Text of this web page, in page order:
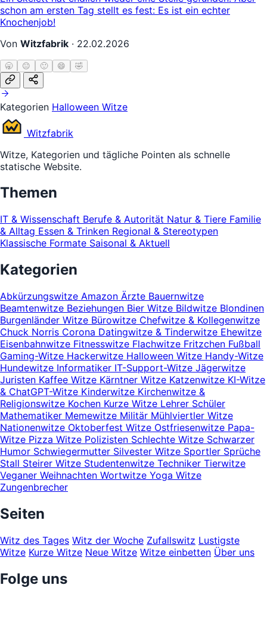
schon am ersten Tag stellt es fest: Es ist ein echter
Knochenjob!
Von Witzfabrik · 22.02.2026
🥱 😐 🙂 😄 🤣
Kategorien Halloween Witze
Witzfabrik
Witze, Kategorien und tägliche Pointen als schnelle
statische Website.
Themen
IT & Wissenschaft Berufe & Autorität Natur & Tiere Familie
& Alltag Essen & Trinken Regional & Stereotypen
Klassische Formate Saisonal & Aktuell
Kategorien
Abkürzungswitze Amazon Ärzte Bauernwitze
Beamtenwitze Beziehungen Bier Witze Bildwitze Blondinen
Burgenländer Witze Bürowitze Chefwitze & Kollegenwitze
Chuck Norris Corona Datingwitze & Tinderwitze Ehewitze
Eisenbahnwitze Fitnesswitze Flachwitze Fritzchen Fußball
Gaming-Witze Hackerwitze Halloween Witze Handy-Witze
Hundewitze Informatiker IT-Support-Witze Jägerwitze
Juristen Kaffee Witze Kärntner Witze Katzenwitze KI-Witze
& ChatGPT-Witze Kinderwitze Kirchenwitze &
Religionswitze Kochen Kurze Witze Lehrer Schüler
Mathematiker Memewitze Militär Mühlviertler Witze
Nationenwitze Oktoberfest Witze Ostfriesenwitze Papa-
Witze Pizza Witze Polizisten Schlechte Witze Schwarzer
Humor Schwiegermutter Silvester Witze Sportler Sprüche
Stall Steirer Witze Studentenwitze Techniker Tierwitze
Veganer Weihnachten Wortwitze Yoga Witze
Zungenbrecher
Seiten
Witz des Tages Witz der Woche Zufallswitz Lustigste
Witze Kurze Witze Neue Witze Witze einbetten Über uns
Folge uns